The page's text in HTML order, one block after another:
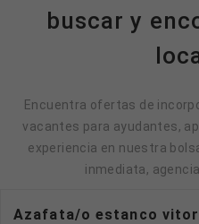
buscar y
Encuentra ofertas de
vacantes para ayudantes,
experiencia en nuestra
inmediata,
Azafata/o estanco